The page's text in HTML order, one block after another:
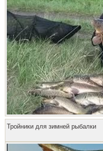
Тройники для зимней рыбалки